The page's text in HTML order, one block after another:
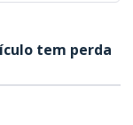
tem perda